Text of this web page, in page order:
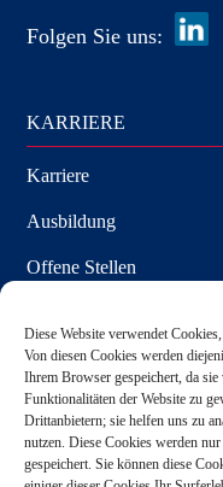
Diese Website verwendet
Von diesen Cookies werden
Ihrem Browser gespeichert, da
Funktionalitäten der Website zu
Drittanbietern; sie helfen uns zu
nutzen. Diese Cookies werden
gespeichert. Sie können diese
Folgen Sie uns:
KARRIERE
Karriere
Ausbildung
Offene Stellen
MEDIEN
Pressemitteilungen
Medienanfragen